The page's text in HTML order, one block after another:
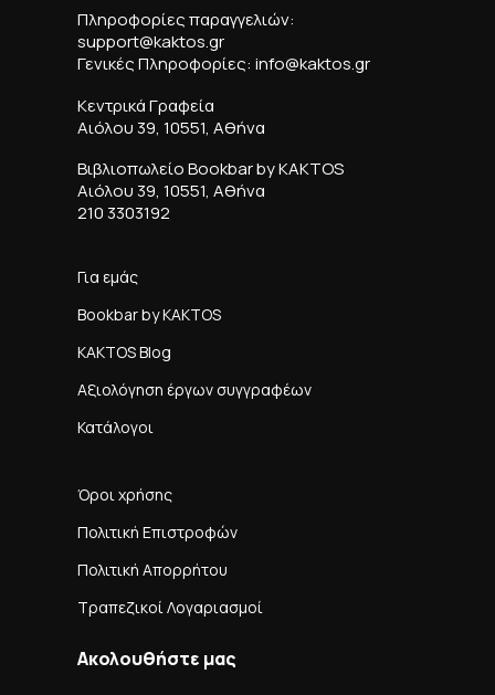
Πληροφορίες παραγγελιών:
support@kaktos.gr
Γενικές Πληροφορίες: info@kaktos.gr
Κεντρικά Γραφεία
Αιόλου 39, 10551, Αθήνα
Βιβλιοπωλείο Bookbar by KAKTOS
Αιόλου 39, 10551, Αθήνα
210 3303192
Για εμάς
Bookbar by KAKTOS
KAKTOS Blog
Αξιολόγηση έργων συγγραφέων
Κατάλογοι
Όροι χρήσης
Πολιτική Επιστροφών
Πολιτική Απορρήτου
Τραπεζικοί Λογαριασμοί
Ακολουθήστε μας